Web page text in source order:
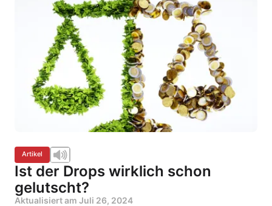
Artikel
Ist der Drops wirklich schon
gelutscht?
Aktualisiert am Juli 26, 2024